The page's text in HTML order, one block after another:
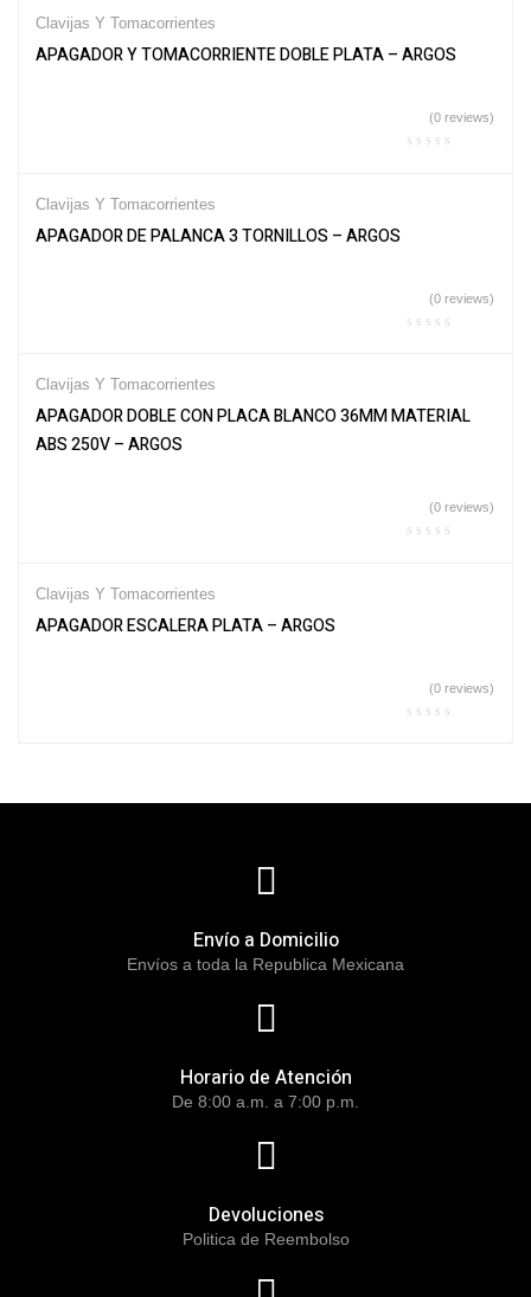
Clavijas Y Tomacorrientes
APAGADOR Y TOMACORRIENTE DOBLE PLATA – ARGOS
(0 reviews)
Clavijas Y Tomacorrientes
APAGADOR DE PALANCA 3 TORNILLOS – ARGOS
(0 reviews)
Clavijas Y Tomacorrientes
APAGADOR DOBLE CON PLACA BLANCO 36MM MATERIAL
ABS 250V – ARGOS
(0 reviews)
Clavijas Y Tomacorrientes
APAGADOR ESCALERA PLATA – ARGOS
(0 reviews)
Envío a Domicilio
Envíos a toda la Republica Mexicana
Horario de Atención
De 8:00 a.m. a 7:00 p.m.
Devoluciones
Politica de Reembolso